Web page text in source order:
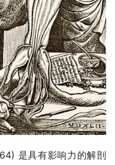
是具有影响力的解剖